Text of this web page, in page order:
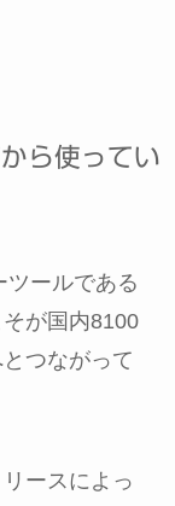
ら使ってい
ツールである
が国内8100
つながって
ースによっ